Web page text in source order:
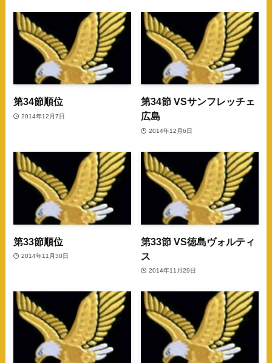
第34節順位
2014年12月7日
第34節 VSサンフレッチェ
広島
2014年12月6日
第33節順位
2014年11月30日
第33節 VS徳島ヴォルティ
ス
2014年11月29日